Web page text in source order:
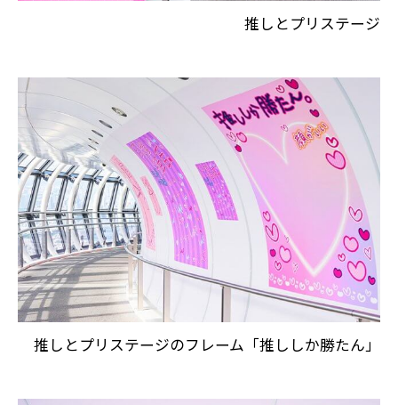
推しとプリステージ
推しとプリステージのフレーム「推ししか勝たん」